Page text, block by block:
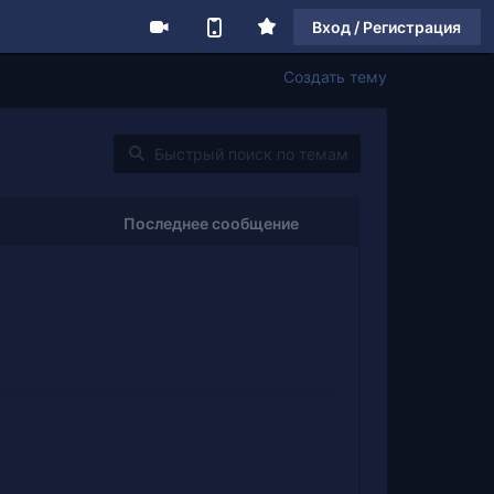
Вход / Регистрация
Создать тему
Последнее сообщение